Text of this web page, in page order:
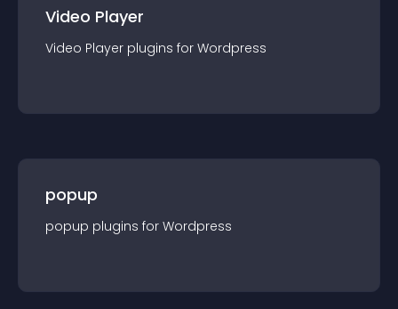
Video Player
Video Player plugins for Wordpress
popup
popup plugins for Wordpress